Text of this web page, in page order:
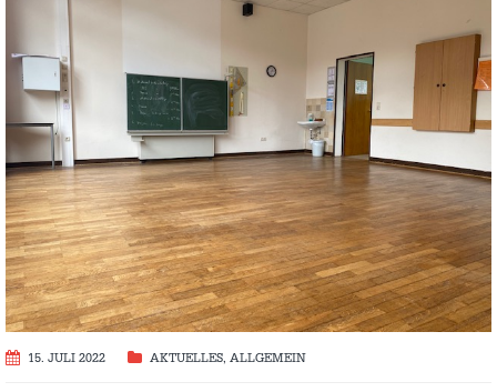
15. JULI 2022 AKTUELLES, ALLGEMEIN